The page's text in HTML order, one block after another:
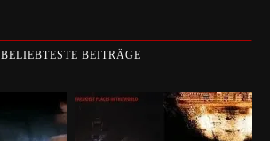
BELIEBTESTE BEITRÄGE